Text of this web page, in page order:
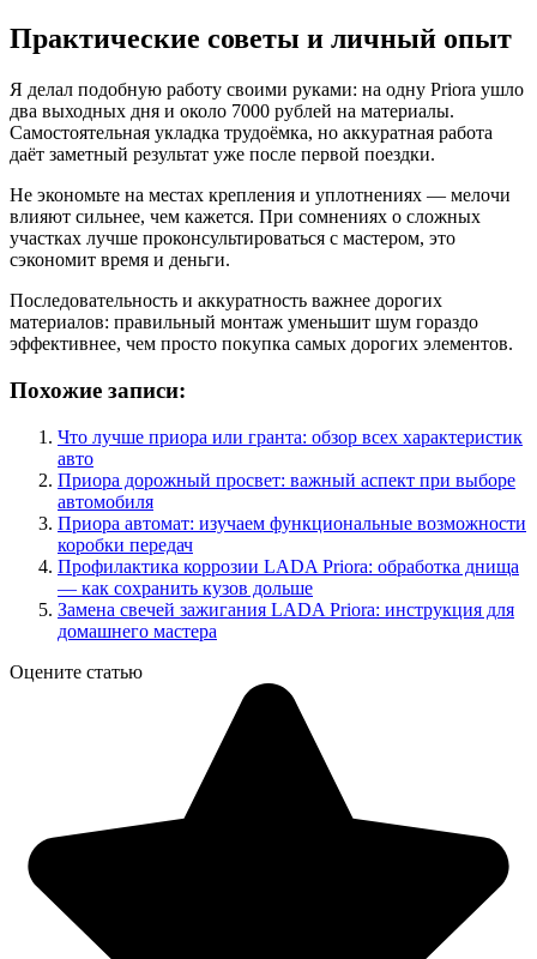
Практические советы и личный опыт
Я делал подобную работу своими руками: на одну Priora ушло
два выходных дня и около 7000 рублей на материалы.
Самостоятельная укладка трудоёмка, но аккуратная работа
даёт заметный результат уже после первой поездки.
Не экономьте на местах крепления и уплотнениях — мелочи
влияют сильнее, чем кажется. При сомнениях о сложных
участках лучше проконсультироваться с мастером, это
сэкономит время и деньги.
Последовательность и аккуратность важнее дорогих
материалов: правильный монтаж уменьшит шум гораздо
эффективнее, чем просто покупка самых дорогих элементов.
Похожие записи:
Что лучше приора или гранта: обзор всех характеристик
авто
Приора дорожный просвет: важный аспект при выборе
автомобиля
Приора автомат: изучаем функциональные возможности
коробки передач
Профилактика коррозии LADA Priora: обработка днища
— как сохранить кузов дольше
Замена свечей зажигания LADA Priora: инструкция для
домашнего мастера
Оцените статью